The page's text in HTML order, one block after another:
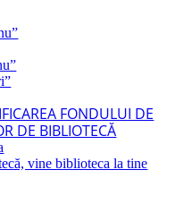
FONDULUI DE
DE BIBLIOTECĂ
vine biblioteca la tine